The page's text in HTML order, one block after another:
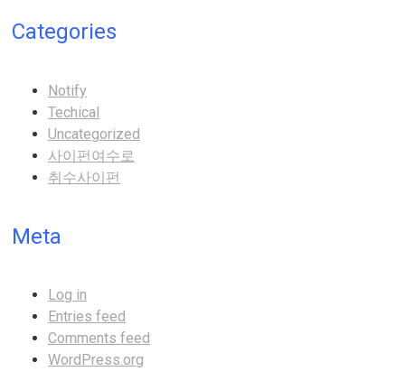
Categories
Notify
Techical
Uncategorized
사이펀여수로
취수사이펀
Meta
Log in
Entries feed
Comments feed
WordPress.org